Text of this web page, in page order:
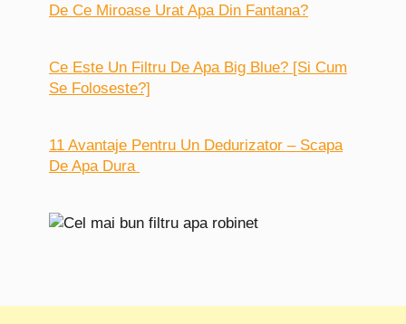
De Ce Miroase Urat Apa Din Fantana?
Ce Este Un Filtru De Apa Big Blue? [Si Cum
Se Foloseste?]
11 Avantaje Pentru Un Dedurizator – Scapa
De Apa Dura